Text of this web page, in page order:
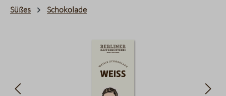
Süßes Schokolade